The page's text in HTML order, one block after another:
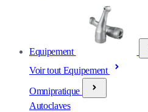
Equipement
Voir tout Equipement
Omnipratique
Autoclaves